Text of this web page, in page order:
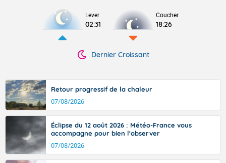
Lever
02:31
Coucher
18:26
Dernier Croissant
Retour progressif de la chaleur
07/08/2026
Éclipse du 12 août 2026 : Météo-France vous
accompagne pour bien l'observer
07/08/2026